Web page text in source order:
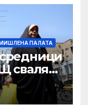
ПАЛАТА
свалят
мир